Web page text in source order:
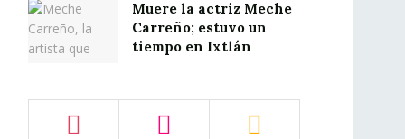
Muere la actriz Meche
Carreño; estuvo un
tiempo en Ixtlán